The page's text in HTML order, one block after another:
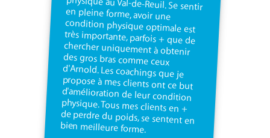
bien meilleure forme.